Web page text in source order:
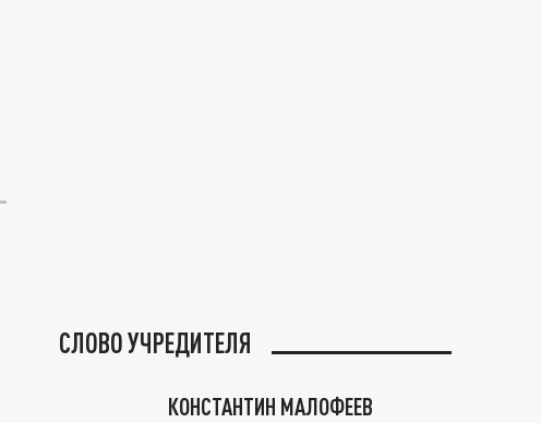
СЛОВО УЧРЕДИТЕЛЯ
КОНСТАНТИН МАЛОФЕЕВ